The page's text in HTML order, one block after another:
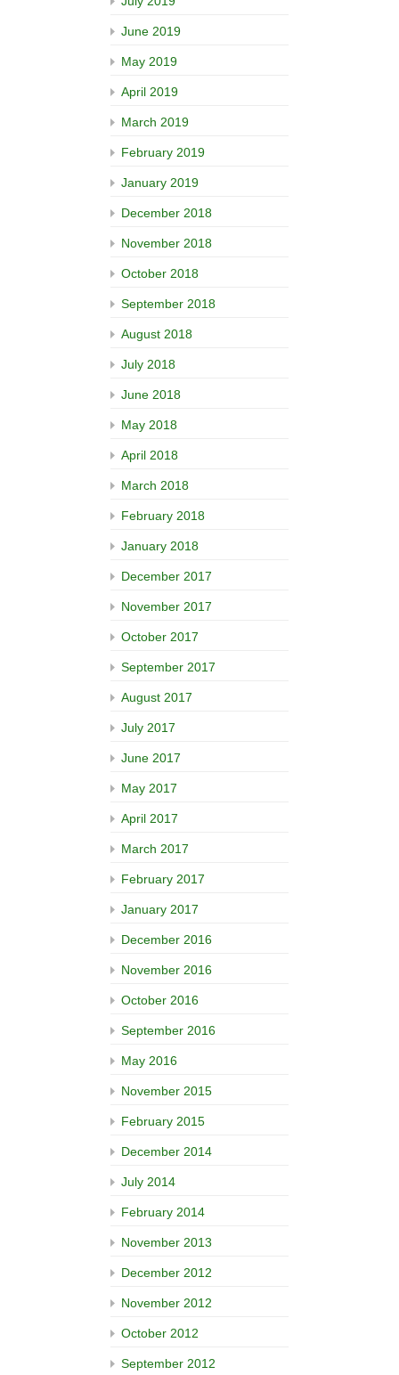
June 2019
May 2019
April 2019
March 2019
February 2019
January 2019
December 2018
November 2018
October 2018
September 2018
August 2018
July 2018
June 2018
May 2018
April 2018
March 2018
February 2018
January 2018
December 2017
November 2017
October 2017
September 2017
August 2017
July 2017
June 2017
May 2017
April 2017
March 2017
February 2017
January 2017
December 2016
November 2016
October 2016
September 2016
May 2016
November 2015
February 2015
December 2014
July 2014
February 2014
November 2013
December 2012
November 2012
October 2012
September 2012